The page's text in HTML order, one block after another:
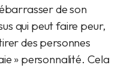
de son
qui peut faire peur,
des personnes
» personnalité. Cela